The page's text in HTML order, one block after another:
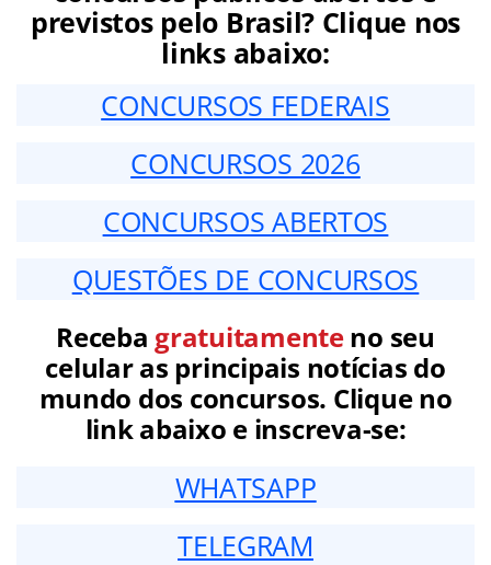
previstos pelo Brasil? Clique nos
links abaixo:
CONCURSOS FEDERAIS
CONCURSOS 2026
CONCURSOS ABERTOS
QUESTÕES DE CONCURSOS
Receba gratuitamenteno seu
celular as principais notícias do
mundo dos concursos. Clique no
link abaixo e inscreva-se:
WHATSAPP
TELEGRAM